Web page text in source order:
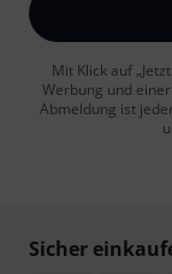
Mit Klick auf
Werbung und
Abmeldung ist
Sicher